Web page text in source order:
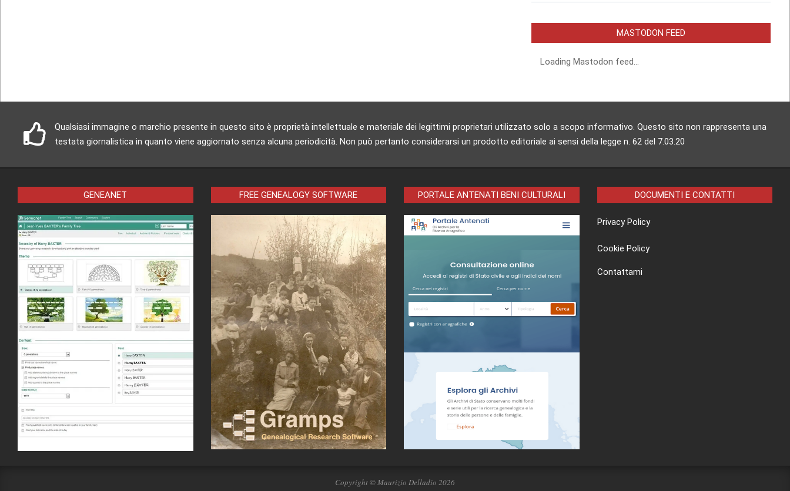
MASTODON FEED
Loading Mastodon feed...
Qualsiasi immagine o marchio presente in questo sito è proprietà intellettuale e materiale dei legittimi proprietari utilizzato solo a scopo informativo. Questo sito non rappresenta una
testata giornalistica in quanto viene aggiornato senza alcuna periodicità. Non può pertanto considerarsi un prodotto editoriale ai sensi della legge n. 62 del 7.03.20
GENEANET FREE GENEALOGY SOFTWARE PORTALE ANTENATI BENI CULTURALI DOCUMENTI E CONTATTI
Privacy Policy
Cookie Policy
Contattami
Copyright © Maurizio Delladio 2026